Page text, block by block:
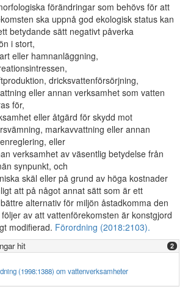
förändringar som behövs för att
ska uppnå god ekologisk status kan
betydande sätt negativt påverka
i stort,
eller hamnanläggning,
dricksvattenförsörjning,
eller annan verksamhet som vatten
för,
eller åtgärd för skydd mot
markavvattning eller annan
eller
verksamhet av väsentlig betydelse från
synpunkt, och
skäl eller på grund av höga kostnader
att på något annat sätt som är ett
alternativ för miljön åstadkomma den
av att vattenförekomsten är konstgjord
modifierad. Förordning (2018:2103).
hit 2
(1998:1388) om vattenverksamheter